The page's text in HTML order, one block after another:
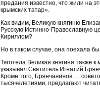
предания известно, что жили на
крымских татар».
Как видим, Великую княгиню
Русскую Истинно-Православную
Кириллом?
Но в таком случае, она поехала
Тяготела Великая княгиня также
указывал Святитель Игнатий
Кроме того, Брянчанинов …
тысячелетиями, предлагают